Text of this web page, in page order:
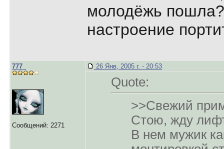
молодёжь
настроение
777_
Сообщений: 2271
26 Янв, 2005 г. - 20:53
Quote:
>>Свежий
Стою, жду
В нем мужик